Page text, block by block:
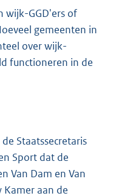
wijk-GGD'ers of
gemeenten in
over wijk-
functioneren in de
Staatssecretaris
Sport dat de
Van Dam en Van
Kamer aan de